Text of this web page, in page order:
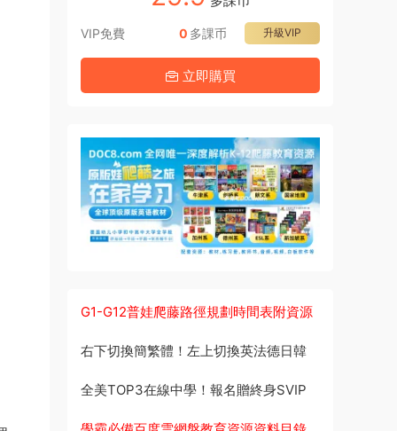
VIP免費 升級VIP
0 多課币
立即購買
G1-G12普娃爬藤路徑規劃時間表附資源
右下切換簡繁體！左上切換英法德日韓
全美TOP3在線中學！報名贈終身SVIP